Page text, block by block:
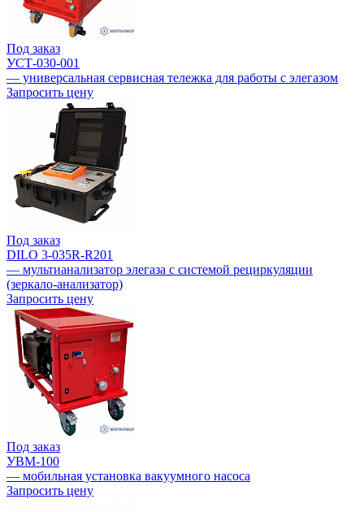
Под заказ
УСТ-030-001
— универсальная сервисная тележка для работы с элегазом
Запросить цену
Под заказ
DILO 3-035R-R201
— мультианализатор элегаза с системой рециркуляции
(зеркало-анализатор)
Запросить цену
Под заказ
УВМ-100
— мобильная установка вакуумного насоса
Запросить цену